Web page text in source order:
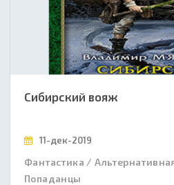
Сибирский вояж
11-дек-2019
Фантастика /
Попаданцы